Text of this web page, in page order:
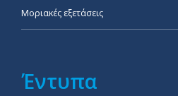
Μοριακές εξετάσεις
Έντυπα